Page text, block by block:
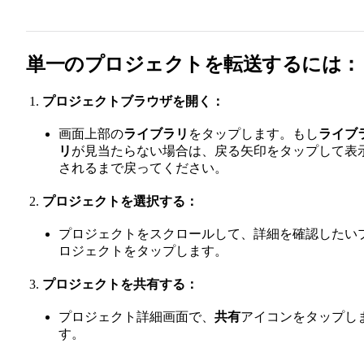
単一のプロジェクトを転送するには：
プロジェクトブラウザを開く：
画面上部のライブラリ をタップします。もしライブ
リ が見当たらない場合は、戻る矢印をタップして表
されるまで戻ってください。
プロジェクトを選択する：
プロジェクトをスクロールして、詳細を確認したい
ロジェクトをタップします。
プロジェクトを共有する：
プロジェクト詳細画面で、 共有アイコンをタップし
す。